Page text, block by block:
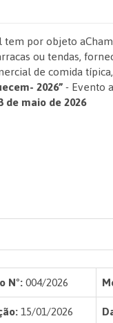
por objeto
ou tendas,
de comida
2026”- Evento
de maio de 2026
Nº:004/2026
15/01/2026